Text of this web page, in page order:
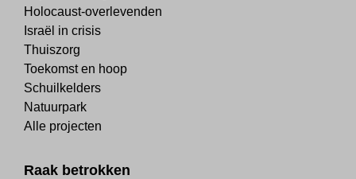
Holocaust-overlevenden
Israël in crisis
Thuiszorg
Toekomst en hoop
Schuilkelders
Natuurpark
Alle projecten
Raak betrokken